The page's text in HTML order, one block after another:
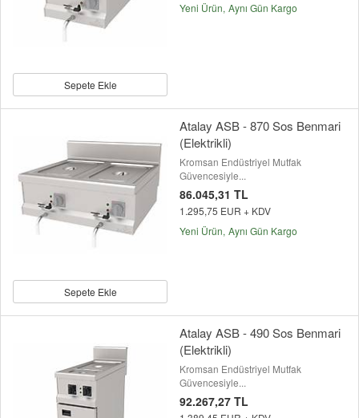
Sepete Ekle
Yeni Ürün Aynı Gün Kargo
Sepete Ekle
Atalay ASB - 870 Sos Benmari
(Elektrikli)
Kromsan Endüstriyel Mutfak
Güvencesiyle...
86.045,31 TL
1.295,75 EUR + KDV
Yeni Ürün Aynı Gün Kargo
Atalay ASB - 490 Sos Benmari
(Elektrikli)
Kromsan Endüstriyel Mutfak
Güvencesiyle...
92.267,27 TL